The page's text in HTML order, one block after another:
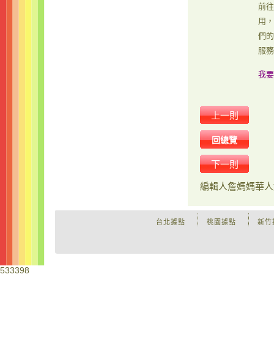
前
用
們
服
我
上一則
回總覽
下一則
編輯人詹媽媽華
新竹
桃園據點
台北據點
533398